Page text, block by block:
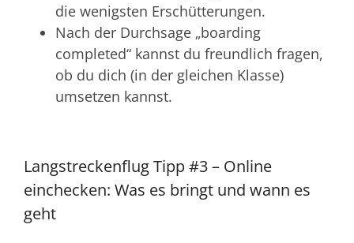
die wenigsten Erschütterungen.
Nach der Durchsage „boarding
completed“ kannst du freundlich fragen,
ob du dich (in der gleichen Klasse)
umsetzen kannst.
Langstreckenflug Tipp #3 – Online
einchecken: Was es bringt und wann es
geht